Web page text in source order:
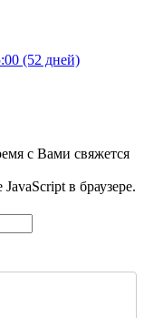
(52 дней)
с Вами свяжется
в браузере.